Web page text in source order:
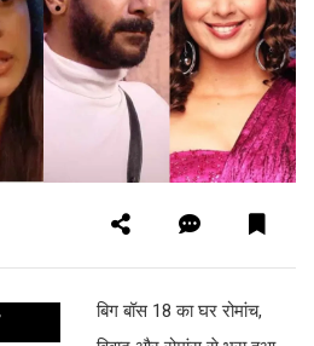
बिग बॉस 18 का घर रोमांच,